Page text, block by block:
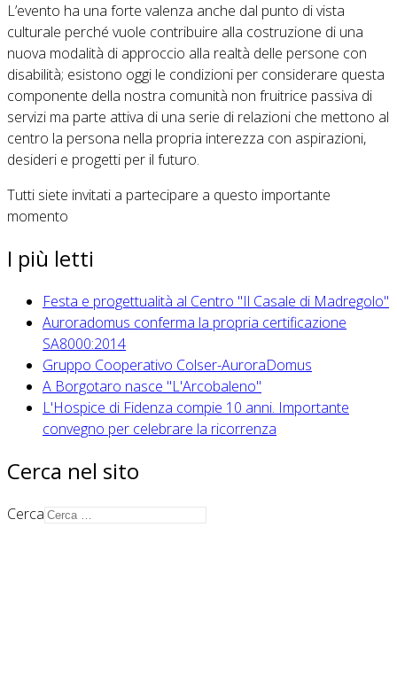
L’evento ha una forte valenza anche dal punto di vista
culturale perché vuole contribuire alla costruzione di una
nuova modalità di approccio alla realtà delle persone con
disabilità; esistono oggi le condizioni per considerare questa
componente della nostra comunità non fruitrice passiva di
servizi ma parte attiva di una serie di relazioni che mettono al
centro la persona nella propria interezza con aspirazioni,
desideri e progetti per il futuro.
Tutti siete invitati a partecipare a questo importante
momento
I più letti
Festa e progettualità al Centro "Il Casale di Madregolo"
Auroradomus conferma la propria certificazione
SA8000:2014
Gruppo Cooperativo Colser-AuroraDomus
A Borgotaro nasce "L'Arcobaleno"
L'Hospice di Fidenza compie 10 anni. Importante
convegno per celebrare la ricorrenza
Cerca nel sito
Cerca